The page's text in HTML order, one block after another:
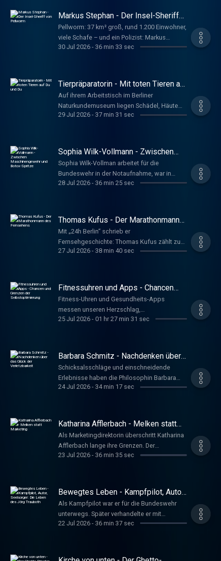
quälen, geht er offen um. Tim Wiese
www.deutschlandfunkkultur.de, Im Gespräch
Markus Stephan - Der Insel-Sheriff
von Pellworm
Pellworm: 37 km² groß, rund 1.200 Einwohner,
viele Schafe – und ein Polizist: Markus
Stephan. Aber wer meint, auf der
Jan Benden so manches Abenteuer erlebt.
Timm, Ulrike www.deutschlandfunkkultur.de,
Im Gespräch
30 Jul 2026- 36 min 33 sec
Tierpräparatorin - Mit toten Tieren auf
Du und Du
Auf ihrem Arbeitstisch im Berliner
Naturkundemuseum liegen Schädel, Häute
und Werkzeuge. Christin Scheinpflug schafft
Europameistertitel. Marco Schreyl
www.deutschlandfunkkultur.de, Im Gespräch
29 Jul 2026- 37 min 31 sec
Sophia Wilk-Vollmann - Zwischen
Maschinengewehr und Botox-Spritze
Sophia Wilk-Vollman arbeitet für die
Bundeswehr in der Notaufnahme, war in
Afghanistan und Mali im Einsatz. Außerhalb
anderen Arbeit, sagt sie. Schreyl, Marco
28 Jul 2026- 36 min 25 sec
Thomas Kufus - Der Marathonmann
des Fernsehens
Mit „24h Berlin“ schrieb er
Fernsehgeschichte: Thomas Kufus zählt zu
den einflussreichsten
zeitgeschichtlichem Hintergrund, wie sein
aktueller Film über Ingeborg Bachmann zeigt.
Timm, Ulrike www.deutschlandfunkkultur.de,
Im Gespräch
27 Jul 2026- 38 min 40 sec
Fitnessuhren und Apps - Chancen
und Grenzen der Selbstoptimierung
Fitness-Uhren und Gesundheits-Apps
messen unseren Herzschlag,
Kalorienverbrauch, Schlaf und vieles mehr.
Sportwissenschaftler Oliver Quitting und
Quittmann, Oliver; Selke, Stefan
www.deutschlandfunkkultur.de, Im Gespräch
25 Jul 2026- 01 hr 27 min 31 sec
Barbara Schmitz - Nachdenken über
das Glück der Verletzbarkeit
Schicksalsschläge und einschneidende
Erlebnisse haben die Philosophin Barbara
Schmitz dazu gebracht, grundsätzlich über
Dabei geht sie stets von der persönlichen
www.deutschlandfunkkultur.de, Im Gespräch
24 Jul 2026- 34 min 17 sec
Katharina Afflerbach - Melken statt
Marketing
Als Marketingdirektorin überschritt Katharina
Afflerbach lange ihre Grenzen. Der
Entschluss, ihr Leben zu ändern, begann mit
und sich als Coachin selbstständig gemacht.
(Erstsendung am 12.11.2025) Bürger, Britta
www.deutschlandfunkkultur.de, Im Gespräch
23 Jul 2026- 36 min 35 sec
Bewegtes Leben - Kampfpilot, Autor,
Seelsorger: Die Leben des Jörg
Trauboth
Als Kampfpilot war er für die Bundeswehr
unterwegs. Später verhandelte er mit
Terroristen und Entführern. Heute arbeitet der
22 Jul 2026- 36 min 37 sec